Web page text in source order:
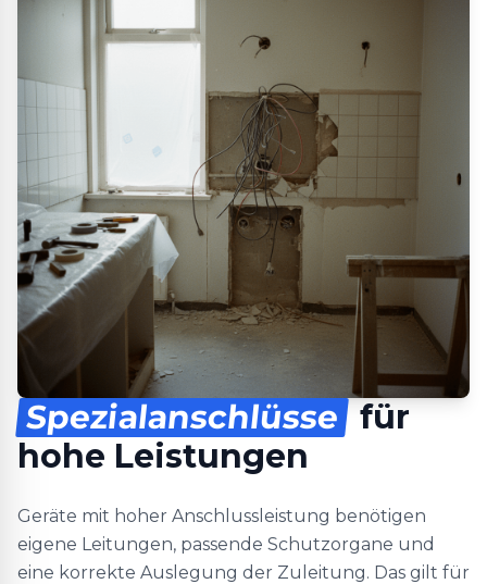
Spezialanschlüsse für
hohe Leistungen
Geräte mit hoher Anschlussleistung benötigen
eigene Leitungen, passende Schutzorgane und
eine korrekte Auslegung der Zuleitung. Das gilt für